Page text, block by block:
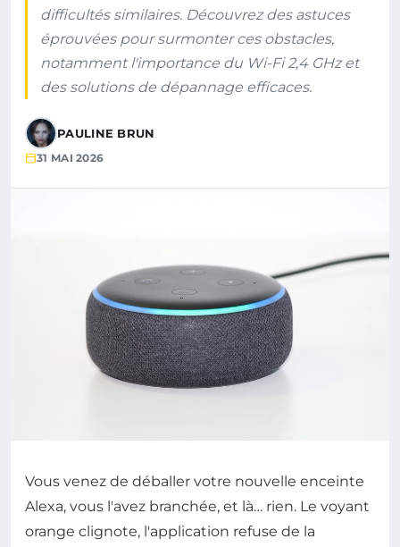
difficultés similaires. Découvrez des astuces
éprouvées pour surmonter ces obstacles,
notamment l'importance du Wi-Fi 2,4 GHz et
des solutions de dépannage efficaces.
PAULINE BRUN
31 MAI 2026
Vous venez de déballer votre nouvelle enceinte
Alexa, vous l'avez branchée, et là… rien. Le voyant
orange clignote, l'application refuse de la